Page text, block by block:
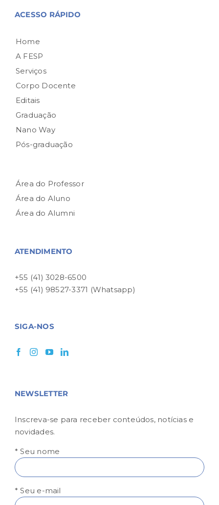
ACESSO RÁPIDO
Home
A FESP
Serviços
Corpo Docente
Editais
Graduação
Nano Way
Pós-graduação
Área do Professor
Área do Aluno
Área do Alumni
ATENDIMENTO
+55 (41) 3028-6500
+55 (41) 98527-3371 (Whatsapp)
SIGA-NOS
NEWSLETTER
Inscreva-se para receber conteúdos, notícias e
novidades.
* Seu nome
* Seu e-mail